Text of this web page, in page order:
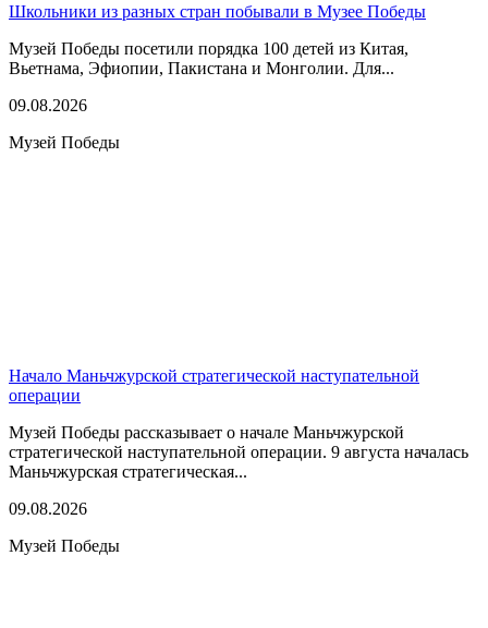
Школьники из разных стран побывали в Музее Победы
Музей Победы посетили порядка 100 детей из Китая,
Вьетнама, Эфиопии, Пакистана и Монголии. Для...
09.08.2026
Музей Победы
Начало Маньчжурской стратегической наступательной
операции
Музей Победы рассказывает о начале Маньчжурской
стратегической наступательной операции. 9 августа началась
Маньчжурская стратегическая...
09.08.2026
Музей Победы